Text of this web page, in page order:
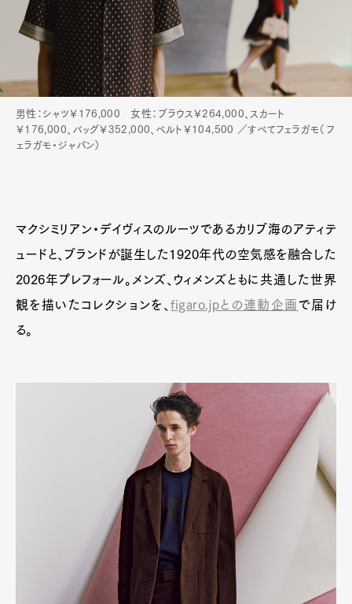
男性：シャツ￥176,000 女性：ブラウス￥264,000、スカート
￥176,000、バッグ￥352,000、ベルト￥104,500 ／すべてフェラガモ（フ
ェラガモ・ジャパン）
マクシミリアン・デイヴィスのルーツであるカリブ海のアティテ
ュードと、ブランドが誕生した1920年代の空気感を融合した
2026年プレフォール。メンズ、ウィメンズともに共通した世界
観を描いたコレクションを、figaro.jpとの連動企画 で届け
る。